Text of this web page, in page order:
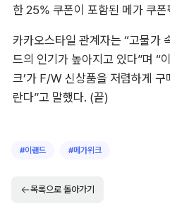
한 25% 쿠폰이 포함된 메가 쿠
카카오스타일 관계자는 “고물가
드의 인기가 높아지고 있다”며 “
크’가 F/W 신상품을 저렴하게
란다”고 말했다. (끝)
#이랜드 #메가위크
목록으로 돌아가기